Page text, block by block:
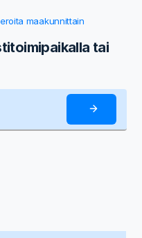
maakunnittain
tai